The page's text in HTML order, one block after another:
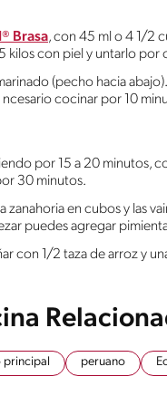
Brasa, con 45 ml o 4 1/2
con piel y untarlo por
(pecho hacia
cocinar por 10
por 15 a 20 minutos,
30 minutos.
zanahoria en cubos y las
puedes agregar
con 1/2 taza de arroz y
principal peruano